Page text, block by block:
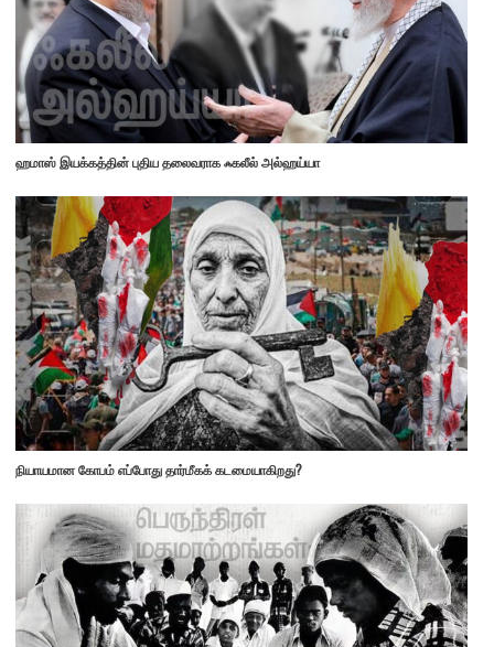
ஹமாஸ் இயக்கத்தின் புதிய தலைவராக ஃகலீல் அல்ஹய்யா
நியாயமான கோபம் எப்போது தார்மீகக் கடமையாகிறது?